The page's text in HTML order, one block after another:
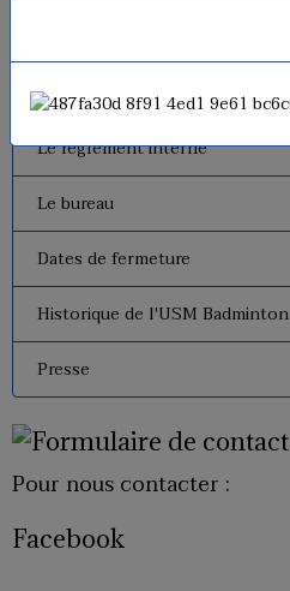
Tarifs
Le règlement interne
Le bureau
Dates de fermeture
Historique de l'USM Badminton
Presse
Pour nous contacter :
Facebook